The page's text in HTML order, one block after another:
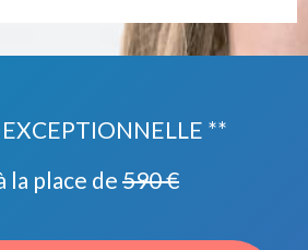
**
la place de590 €